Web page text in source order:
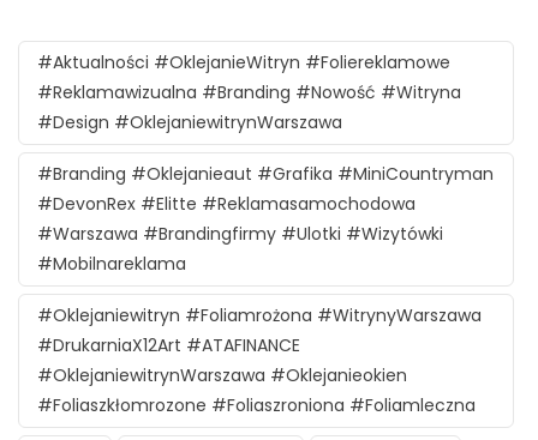
#aktualności #oklejanieWitryn #foliereklamowe
#reklamawizualna #branding #nowość #witryna
#design #oklejaniewitrynWarszawa
#branding #oklejanieaut #grafika #MiniCountryman
#DevonRex #Elitte #reklamasamochodowa
#Warszawa #brandingfirmy #ulotki #wizytówki
#mobilnareklama
#oklejaniewitryn #foliamrożona #witrynyWarszawa
#DrukarniaX12Art #ATAFINANCE
#oklejaniewitrynWarszawa #oklejanieokien
#foliaszkłomrozone #foliaszroniona #foliamleczna